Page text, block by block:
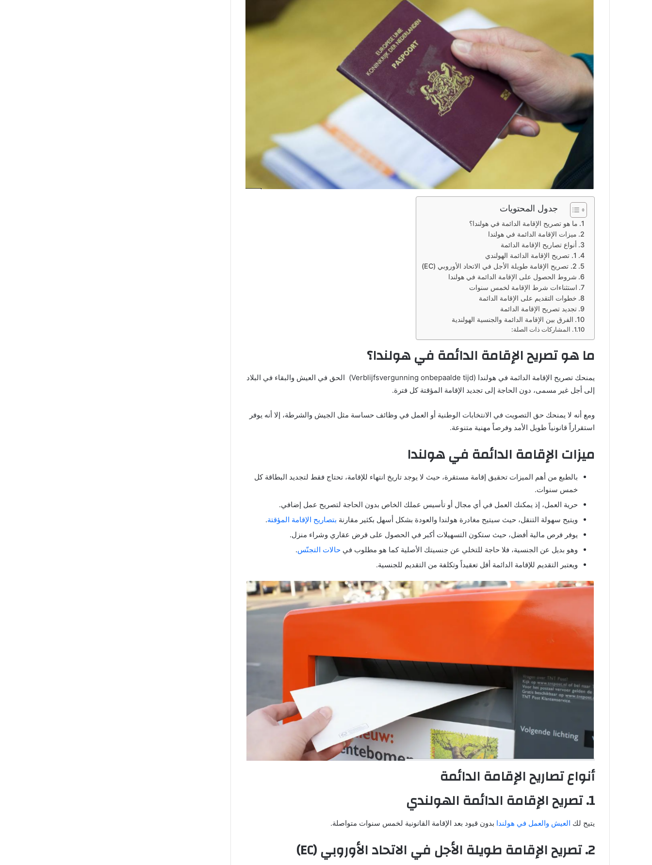
جدول المحتويات
ما هو تصريح الإقامة الدائمة في هولندا؟
ميزات الإقامة الدائمة في هولندا
أنواع تصاريح الإقامة الدائمة
1. تصريح الإقامة الدائمة الهولندي
2. تصريح الإقامة طويلة الأجل في الاتحاد الأوروبي (EC)
شروط الحصول على الإقامة الدائمة في هولندا
استثناءات شرط الإقامة لخمس سنوات
خطوات التقديم على الإقامة الدائمة
تجديد تصريح الإقامة الدائمة
الفرق بين الإقامة الدائمة والجنسية الهولندية
المشاركات ذات الصلة:
ما هو تصريح الإقامة الدائمة في هولندا؟
يمنحك تصريح الإقامة الدائمة في هولندا (Verblijfsvergunning onbepaalde tijd) الحق في العيش والبقاء في البلاد
إلى أجل غير مسمى، دون الحاجة إلى تجديد الإقامة المؤقتة كل فترة.
ومع أنه لا يمنحك حق التصويت في الانتخابات الوطنية أو العمل في وظائف حساسة مثل الجيش والشرطة، إلا أنه يوفر
استقراراً قانونياً طويل الأمد وفرصاً مهنية متنوعة.
ميزات الإقامة الدائمة في هولندا
بالطبع من أهم الميزات تحقيق إقامة مستقرة، حيث لا يوجد تاريخ انتهاء للإقامة، تحتاج فقط لتجديد البطاقة كل
خمس سنوات.
حرية العمل، إذ يمكنك العمل في أي مجال أو تأسيس عملك الخاص بدون الحاجة لتصريح عمل إضافي.
ويتيح سهولة التنقل، حيث سيتيح مغادرة هولندا والعودة بشكل أسهل بكثير مقارنة بتصاريح الإقامة المؤقتة.
يوفر فرص مالية أفضل، حيث ستكون التسهيلات أكبر في الحصول على قرض عقاري وشراء منزل.
وهو بديل عن الجنسية، فلا حاجة للتخلي عن جنسيتك الأصلية كما هو مطلوب في حالات التجنّس.
ويعتبر التقديم للإقامة الدائمة أقل تعقيداً وتكلفة من التقديم للجنسية.
أنواع تصاريح الإقامة الدائمة
1. تصريح الإقامة الدائمة الهولندي
يتيح لك العيش والعمل في هولندا بدون قيود بعد الإقامة القانونية لخمس سنوات متواصلة.
2. تصريح الإقامة طويلة الأجل في الاتحاد الأوروبي (EC)